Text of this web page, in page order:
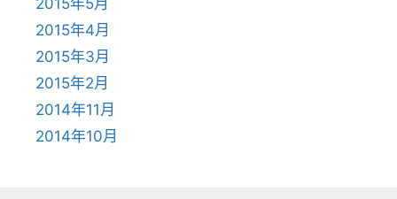
2015年4月
2015年3月
2015年2月
2014年11月
2014年10月